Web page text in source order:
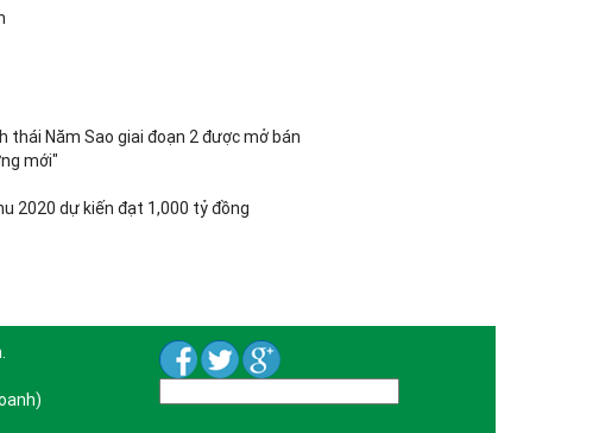
thái Năm Sao giai đoạn 2 được mở bán
mới"
2020 dự kiến đạt 1,000 tỷ đồng